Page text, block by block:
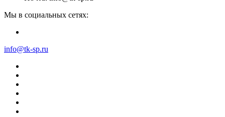
Мы в социальных сетях:
info@tk-sp.ru